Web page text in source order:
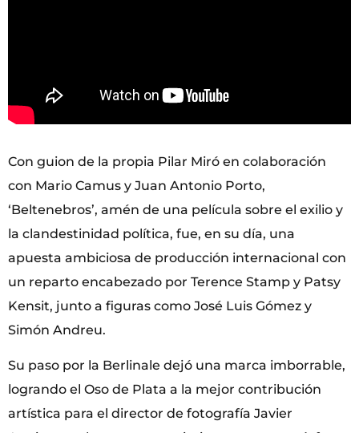
Con guion de la propia Pilar Miró en colaboración
con Mario Camus y Juan Antonio Porto,
‘Beltenebros’, amén de una película sobre el exilio y
la clandestinidad política, fue, en su día, una
apuesta ambiciosa de producción internacional con
un reparto encabezado por Terence Stamp y Patsy
Kensit, junto a figuras como José Luis Gómez y
Simón Andreu.
Su paso por la Berlinale dejó una marca imborrable,
logrando el Oso de Plata a la mejor contribución
artística para el director de fotografía Javier